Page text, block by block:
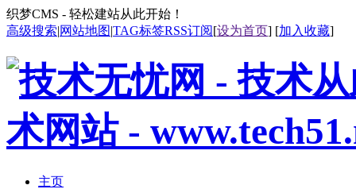
织梦CMS - 轻松建站从此开始！
高级搜索|网站地图|TAG标签RSS订阅[设为首页] [加入收藏]
主页